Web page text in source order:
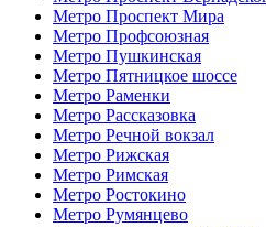
Метро Проспект Мира
Метро Профсоюзная
Метро Пушкинская
Метро Пятницкое шоссе
Метро Раменки
Метро Рассказовка
Метро Речной вокзал
Метро Рижская
Метро Римская
Метро Ростокино
Метро Румянцево